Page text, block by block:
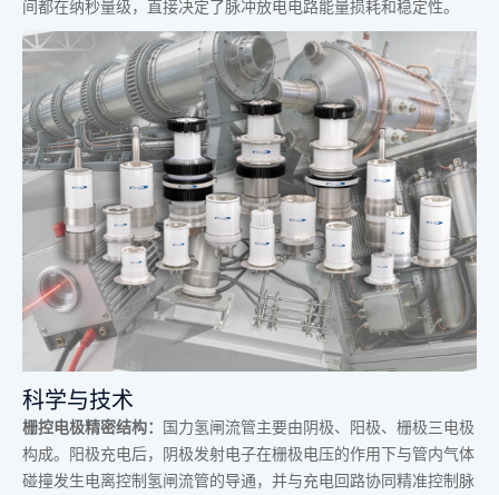
间都在纳秒量级，直接决定了脉冲放电电路能量损耗和稳定性。
科学与技术
栅控电极精密结构：
国力氢闸流管主要由阴极、阳极、栅极三电极
构成。阳极充电后，阴极发射电子在栅极电压的作用下与管内气体
碰撞发生电离控制氢闸流管的导通，并与充电回路协同精准控制脉